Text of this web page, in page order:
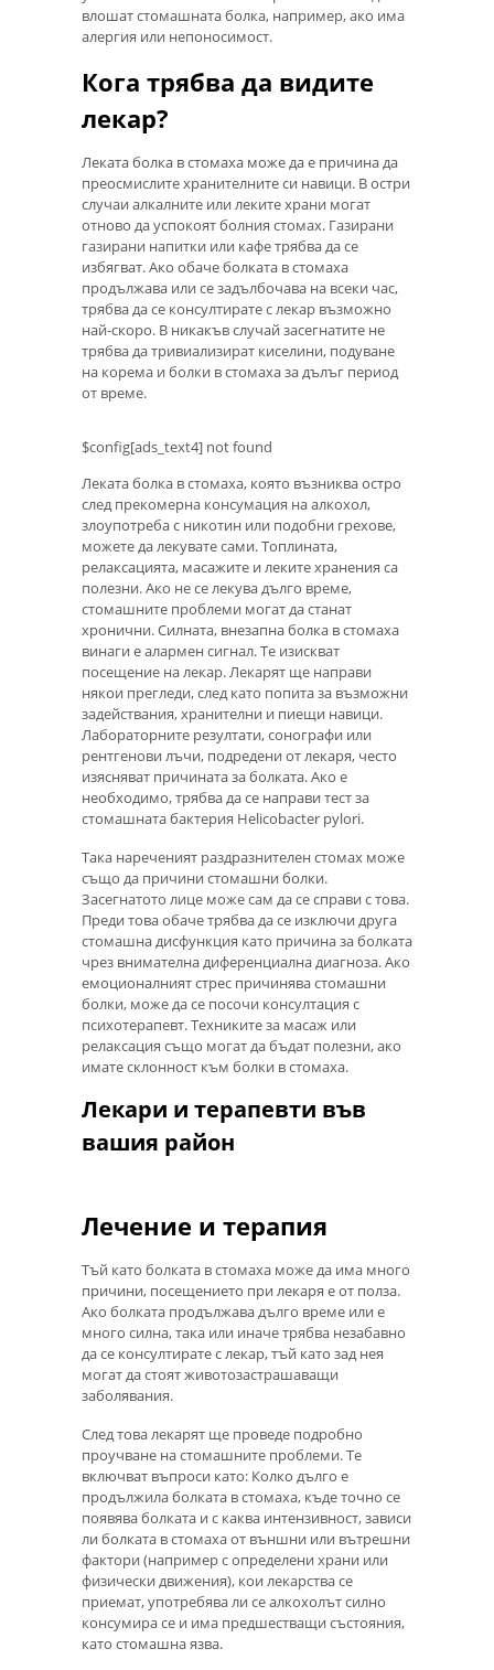
влошат стомашната болка, например, ако има
алергия или непоносимост.
Кога трябва да видите
лекар?
Леката болка в стомаха може да е причина да
преосмислите хранителните си навици. В остри
случаи алкалните или леките храни могат
отново да успокоят болния стомах. Газирани
газирани напитки или кафе трябва да се
избягват. Ако обаче болката в стомаха
продължава или се задълбочава на всеки час,
трябва да се консултирате с лекар възможно
най-скоро. В никакъв случай засегнатите не
трябва да тривиализират киселини, подуване
на корема и болки в стомаха за дълъг период
от време.
$config[ads_text4] not found
Леката болка в стомаха, която възниква остро
след прекомерна консумация на алкохол,
злоупотреба с никотин или подобни грехове,
можете да лекувате сами. Топлината,
релаксацията, масажите и леките хранения са
полезни. Ако не се лекува дълго време,
стомашните проблеми могат да станат
хронични. Силната, внезапна болка в стомаха
винаги е алармен сигнал. Те изискват
посещение на лекар. Лекарят ще направи
някои прегледи, след като попита за възможни
задействания, хранителни и пиещи навици.
Лабораторните резултати, сонографи или
рентгенови лъчи, подредени от лекаря, често
изясняват причината за болката. Ако е
необходимо, трябва да се направи тест за
стомашната бактерия Helicobacter pylori.
Така нареченият раздразнителен стомах може
също да причини стомашни болки.
Засегнатото лице може сам да се справи с това.
Преди това обаче трябва да се изключи друга
стомашна дисфункция като причина за болката
чрез внимателна диференциална диагноза. Ако
емоционалният стрес причинява стомашни
болки, може да се посочи консултация с
психотерапевт. Техниките за масаж или
релаксация също могат да бъдат полезни, ако
имате склонност към болки в стомаха.
Лекари и терапевти във
вашия район
Лечение и терапия
Тъй като болката в стомаха може да има много
причини, посещението при лекаря е от полза.
Ако болката продължава дълго време или е
много силна, така или иначе трябва незабавно
да се консултирате с лекар, тъй като зад нея
могат да стоят животозастрашаващи
заболявания.
След това лекарят ще проведе подробно
проучване на стомашните проблеми. Те
включват въпроси като: Колко дълго е
продължила болката в стомаха, къде точно се
появява болката и с каква интензивност, зависи
ли болката в стомаха от външни или вътрешни
фактори (например с определени храни или
физически движения), кои лекарства се
приемат, употребява ли се алкохолът силно
консумира се и има предшестващи състояния,
като стомашна язва.